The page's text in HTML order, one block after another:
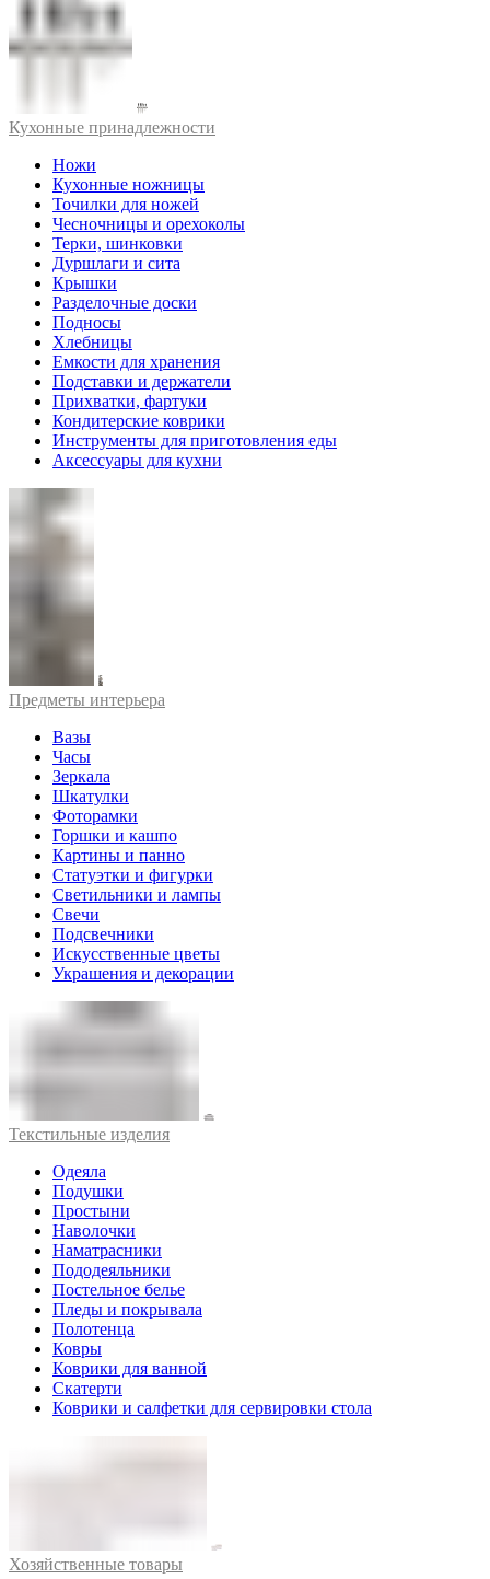
Кухонные принадлежности
Ножи
Кухонные ножницы
Точилки для ножей
Чесночницы и орехоколы
Терки, шинковки
Дуршлаги и сита
Крышки
Разделочные доски
Подносы
Хлебницы
Емкости для хранения
Подставки и держатели
Прихватки, фартуки
Кондитерские коврики
Инструменты для приготовления еды
Аксессуары для кухни
Предметы интерьера
Вазы
Часы
Зеркала
Шкатулки
Фоторамки
Горшки и кашпо
Картины и панно
Статуэтки и фигурки
Светильники и лампы
Свечи
Подсвечники
Искусственные цветы
Украшения и декорации
Текстильные изделия
Одеяла
Подушки
Простыни
Наволочки
Наматрасники
Пододеяльники
Постельное белье
Пледы и покрывала
Полотенца
Ковры
Коврики для ванной
Скатерти
Коврики и салфетки для сервировки стола
Хозяйственные товары